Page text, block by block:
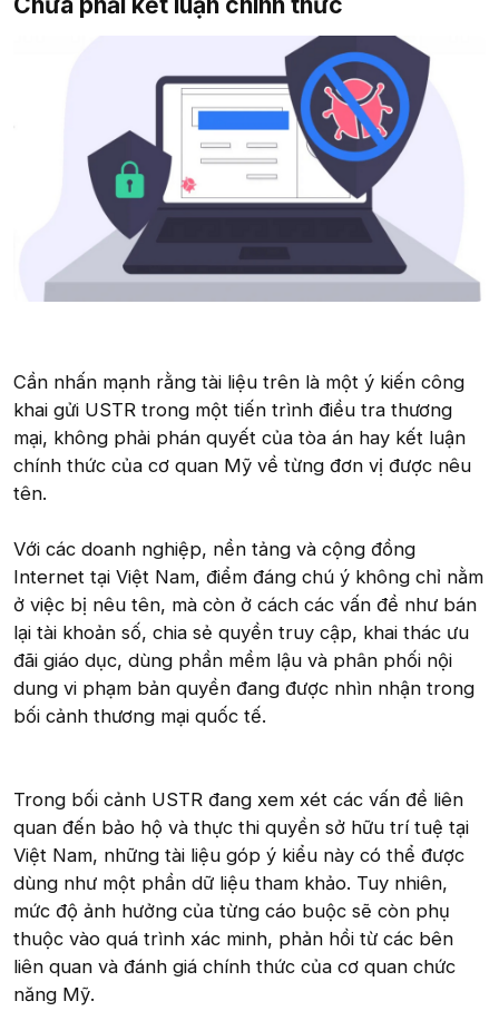
Cần nhấn mạnh rằng tài liệu trên là một ý kiến công
khai gửi USTR trong một tiến trình điều tra thương
mại, không phải phán quyết của tòa án hay kết luận
chính thức của cơ quan Mỹ về từng đơn vị được nêu
tên.
Với các doanh nghiệp, nền tảng và cộng đồng
Internet tại Việt Nam, điểm đáng chú ý không chỉ nằm
ở việc bị nêu tên, mà còn ở cách các vấn đề như bán
lại tài khoản số, chia sẻ quyền truy cập, khai thác ưu
đãi giáo dục, dùng phần mềm lậu và phân phối nội
dung vi phạm bản quyền đang được nhìn nhận trong
bối cảnh thương mại quốc tế.
Trong bối cảnh USTR đang xem xét các vấn đề liên
quan đến bảo hộ và thực thi quyền sở hữu trí tuệ tại
Việt Nam, những tài liệu góp ý kiểu này có thể được
dùng như một phần dữ liệu tham khảo. Tuy nhiên,
mức độ ảnh hưởng của từng cáo buộc sẽ còn phụ
thuộc vào quá trình xác minh, phản hồi từ các bên
liên quan và đánh giá chính thức của cơ quan chức
năng Mỹ.